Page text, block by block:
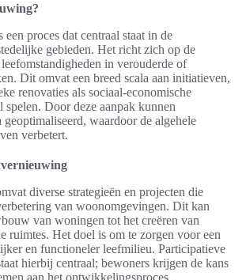
proces dat centraal staat in de
gebieden. Het richt zich op de
in verouderde of
Dit omvat een breed scala aan initiatieven,
renovaties als sociaal-economische
spelen. Door deze aanpak kunnen
waardoor de algehele
verbetert.
diverse strategieën en projecten die
van woonomgevingen. Dit kan
van woningen tot het creëren van
ruimtes. Het doel is om te zorgen voor een
en functioneler leefmilieu. Participatieve
hierbij centraal; bewoners krijgen de kans
aan het ontwikkelingsproces.